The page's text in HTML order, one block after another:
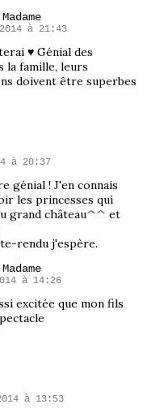
à 21:43
♥ Génial des
la famille, leurs
doivent être superbes
à 20:37
génial ! J'en connais
les princesses qui
grand château^^ et
rendu j'espère.
à 14:26
excitée que mon fils
à 13:53